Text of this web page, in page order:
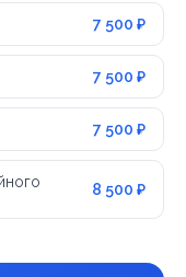
7 500 ₽
7 500 ₽
7 500 ₽
8 500 ₽